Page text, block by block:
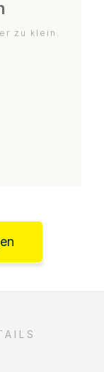
zu klein.